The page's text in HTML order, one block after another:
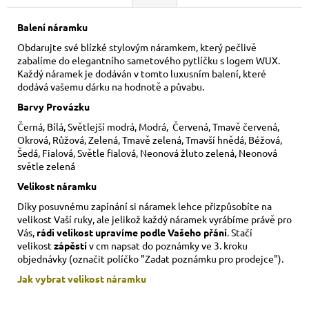
Balení náramku
Obdarujte své blízké stylovým náramkem, který pečlivě
zabalíme do elegantního sametového pytlíčku s logem WUX.
Každý náramek je dodáván v tomto luxusním balení, které
dodává vašemu dárku na hodnotě a půvabu.
Barvy Provázku
Černá, Bílá, Světlejší modrá, Modrá, Červená, Tmavě červená,
Okrová, Růžová, Zelená, Tmavě zelená, Tmavší hnědá, Béžová,
Šedá, Fialová, Světle fialová, Neonová žluto zelená, Neonová
světle zelená
Velikost náramku
Díky posuvnému zapínání si náramek lehce přizpůsobíte na
velikost Vaší ruky, ale jelikož každý náramek vyrábíme právě pro
Vás, rádi velikost upravíme podle Vašeho přání . Stačí
velikostzápěstív cm napsat do poznámky ve 3. kroku
objednávky (označit políčko "Zadat poznámku pro prodejce").
Jak vybrat velikost náramku